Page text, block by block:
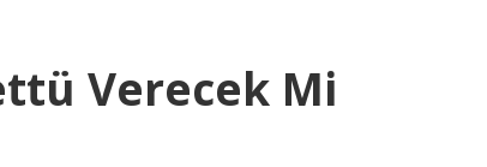
Verecek Mi